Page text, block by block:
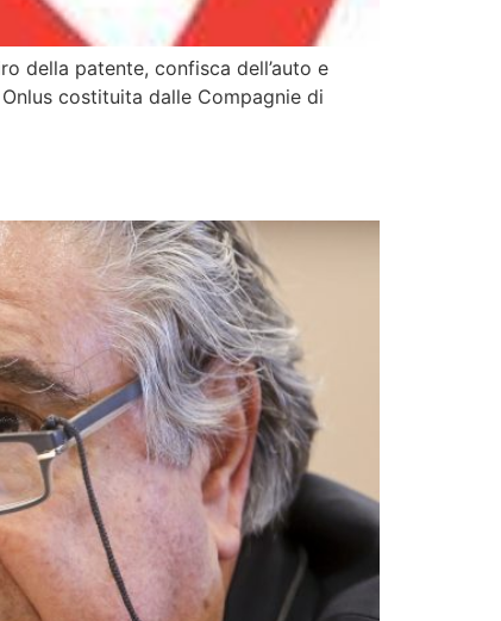
della patente, confisca dell’auto e
costituita dalle Compagnie di